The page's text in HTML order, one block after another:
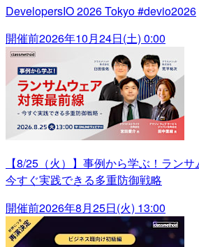
DevelopersIO 2026 Tokyo #devio2026
開催前2026年10月24日(土) 0:00
【8/25（火）】事例から学ぶ！ラン
今すぐ実践できる多重防御戦略
開催前2026年8月25日(火) 13:00